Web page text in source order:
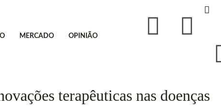
MERCADO OPINIÃO
terapêuticas nas doenças